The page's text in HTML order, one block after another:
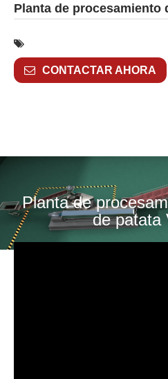
Planta de procesamiento
CONTACTAR AHORA
Planta de
de patata